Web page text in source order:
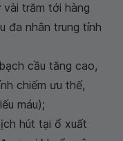
trăm tới hàng
đa nhân trung tính
cầu tăng cao,
chiếm ưu thế,
máu);
hút tại ổ xuất